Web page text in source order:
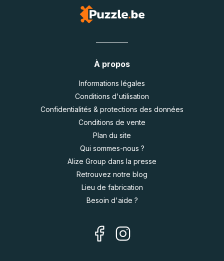
À propos
Informations légales
Conditions d'utilisation
Confidentialités & protections des données
Conditions de vente
Plan du site
Qui sommes-nous ?
Alize Group dans la presse
Retrouvez notre blog
Lieu de fabrication
Besoin d'aide ?